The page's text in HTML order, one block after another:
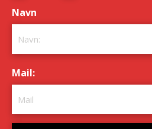
Navn
Mail: